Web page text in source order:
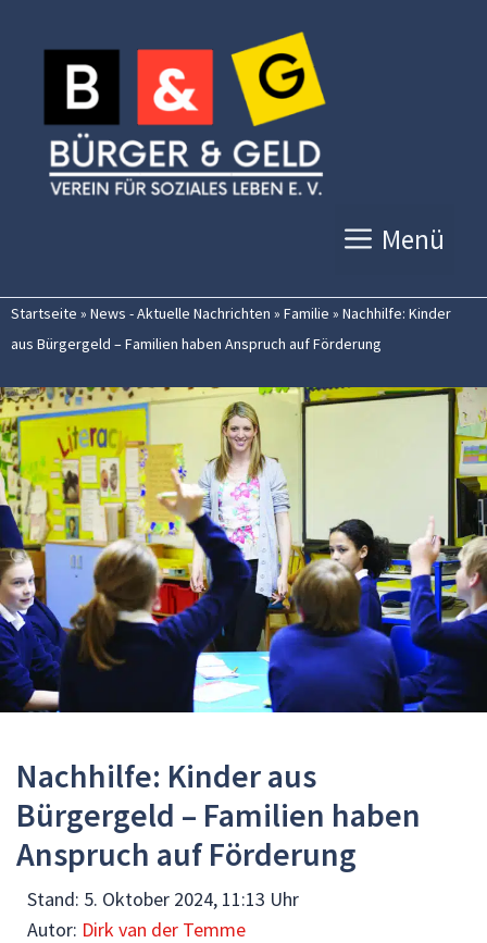
Inhalt
springen
Menü
Startseite » News - Aktuelle Nachrichten » Familie » Nachhilfe: Kinder
aus Bürgergeld – Familien haben Anspruch auf Förderung
Nachhilfe: Kinder aus
Bürgergeld – Familien haben
Anspruch auf Förderung
Stand: 5. Oktober 2024, 11:13 Uhr
Autor: Dirk van der Temme